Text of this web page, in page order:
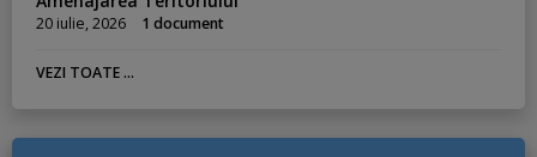
20 iulie, 2026 1 document
VEZI TOATE ...